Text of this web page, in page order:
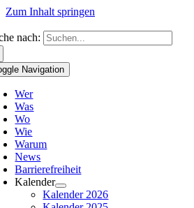
Zum Inhalt springen
nach:
Navigation
Wer
Was
Wo
Wie
Warum
News
Barrierefreiheit
Kalender
Kalender 2026